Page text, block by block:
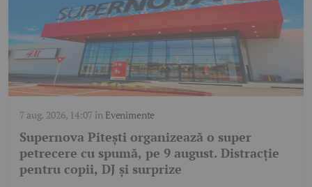
7 aug. 2026, 14:07în Evenimente
Supernova Pitești organizează o super
petrecere cu spumă, pe 9 august. Distracție
pentru copii, DJ și surprize